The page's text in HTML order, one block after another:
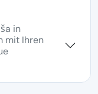
in
mit Ihren